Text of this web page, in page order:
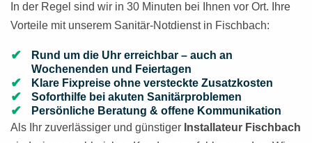
In der Regel sind wir in 30 Minuten bei Ihnen vor Ort. Ihre
Vorteile mit unserem Sanitär-Notdienst in Fischbach:
Rund um die Uhr erreichbar – auch an
Wochenenden und Feiertagen
Klare Fixpreise ohne versteckte Zusatzkosten
Soforthilfe bei akuten Sanitärproblemen
Persönliche Beratung & offene Kommunikation
Als Ihr zuverlässiger und günstiger Installateur Fischbach